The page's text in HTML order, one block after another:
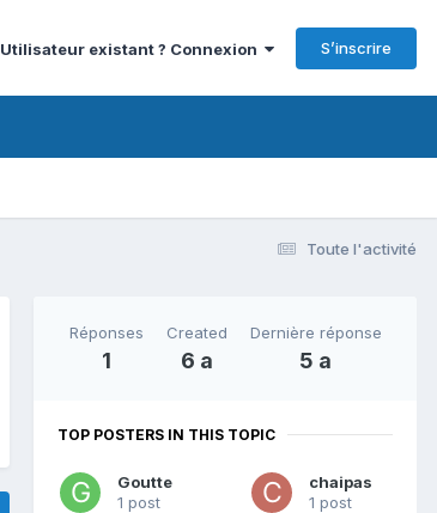
Utilisateur existant ? Connexion S’inscrire
Toute l'activité
Réponses
1
Created
6 a
Dernière réponse
5 a
TOP POSTERS IN THIS TOPIC
Goutte
1 post
chaipas
1 post